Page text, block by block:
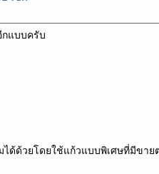
กแบบครับ
ด้ด้วยโดยใช้แก้วแบบพิเศษที่มีขา